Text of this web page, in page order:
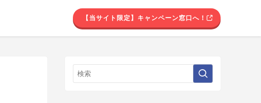
【当サイト限定】キャンペーン窓口へ！